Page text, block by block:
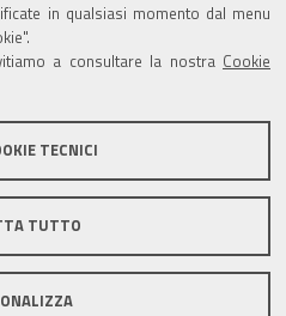
in qualsiasi momento dal menu
a consultare la nostra Cookie
TECNICI
TUTTO
privacy
Social media policy